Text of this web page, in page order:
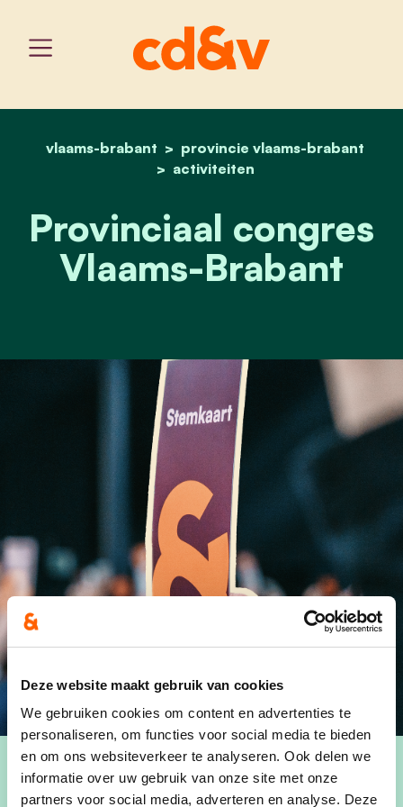
Deze website maakt gebruik van cookies
We gebruiken cookies om content en advertenties te
personaliseren, om functies voor social media te bieden
en om ons websiteverkeer te analyseren. Ook delen we
informatie over uw gebruik van onze site met onze
partners voor social media, adverteren en analyse. Deze
home
vlaams-brabant
provincie vlaams-brabant
activiteiten
provinciaal congres
Provinciaal congres
Vlaams-Brabant
Wanneer